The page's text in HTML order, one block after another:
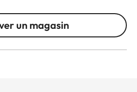
un magasin